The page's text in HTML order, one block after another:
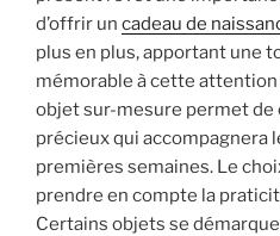
d’offrir un cadeau de
plus en plus, apportant une
mémorable à cette
objet sur-mesure permet de
précieux qui accompagnera
premières semaines. Le
prendre en compte la
Certains objets se